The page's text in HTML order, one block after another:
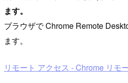
ます。
ブラウザで Chrome Remote
ます。
リモート アクセス - Chrome リモ